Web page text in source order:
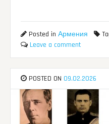
Posted inАрмения
Leave a comment
POSTED ON 09.02.2026